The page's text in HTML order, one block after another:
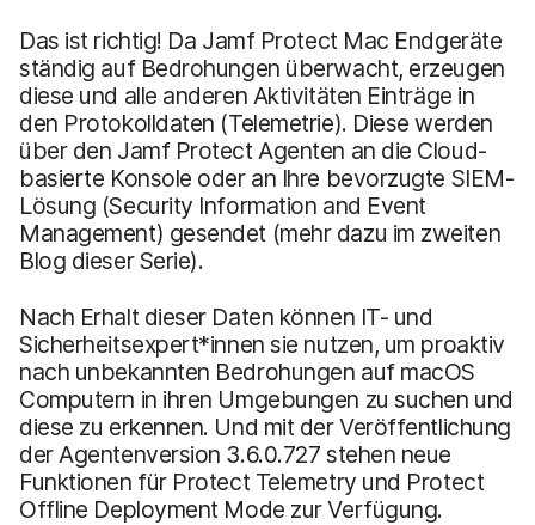
Das ist richtig! Da Jamf Protect Mac Endgeräte
ständig auf Bedrohungen überwacht, erzeugen
diese und alle anderen Aktivitäten Einträge in
den Protokolldaten (Telemetrie). Diese werden
über den Jamf Protect Agenten an die Cloud-
basierte Konsole oder an Ihre bevorzugte SIEM-
Lösung (Security Information and Event
Management) gesendet (mehr dazu im zweiten
Blog dieser Serie).
Nach Erhalt dieser Daten können IT- und
Sicherheitsexpert*innen sie nutzen, um proaktiv
nach unbekannten Bedrohungen auf macOS
Computern in ihren Umgebungen zu suchen und
diese zu erkennen. Und mit der Veröffentlichung
der Agentenversion 3.6.0.727 stehen neue
Funktionen für Protect Telemetry und Protect
Offline Deployment Mode zur Verfügung.